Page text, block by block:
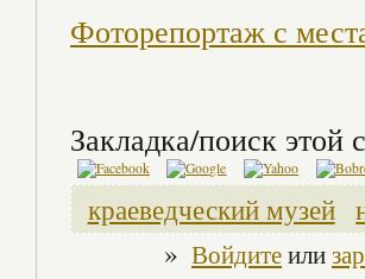
Фоторепортаж с
Закладка/поиск этой
краеведческий музей
» Войдитеили